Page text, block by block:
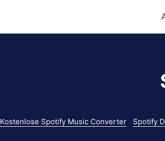
Kostenlose Spotify Music Converter Spotify